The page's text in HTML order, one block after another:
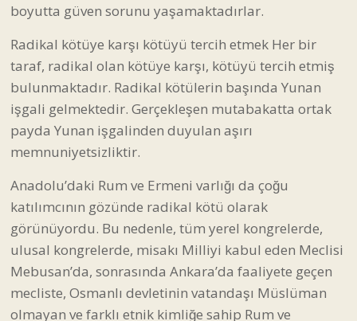
boyutta güven sorunu yaşamaktadırlar.
Radikal kötüye karşı kötüyü tercih etmek Her bir
taraf, radikal olan kötüye karşı, kötüyü tercih etmiş
bulunmaktadır. Radikal kötülerin başında Yunan
işgali gelmektedir. Gerçekleşen mutabakatta ortak
payda Yunan işgalinden duyulan aşırı
memnuniyetsizliktir.
Anadolu’daki Rum ve Ermeni varlığı da çoğu
katılımcının gözünde radikal kötü olarak
görünüyordu. Bu nedenle, tüm yerel kongrelerde,
ulusal kongrelerde, misakı Milliyi kabul eden Meclisi
Mebusan’da, sonrasında Ankara’da faaliyete geçen
mecliste, Osmanlı devletinin vatandaşı Müslüman
olmayan ve farklı etnik kimliğe sahip Rum ve